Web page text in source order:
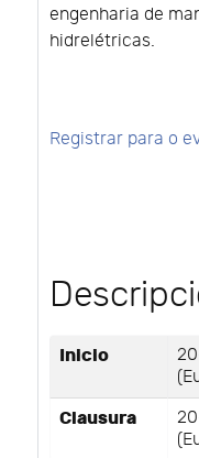
engenharia de
hidrelétricas.
Registrar para o
Inicio
Clausura